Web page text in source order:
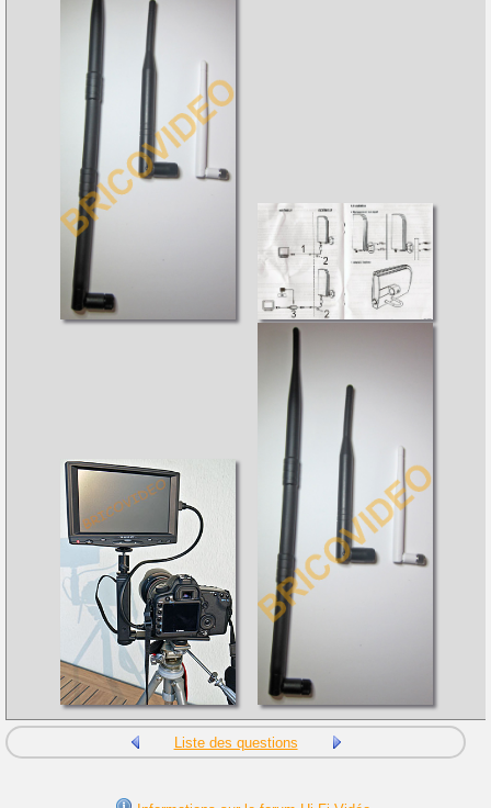
Liste des questions